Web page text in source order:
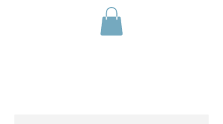
Réserver